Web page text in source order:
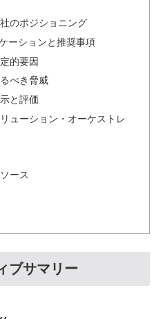
のポジショニング
ーションと推奨事項
的要因
べき脅威
と評価
ューション・オーケストレ
ース
ブサマリー